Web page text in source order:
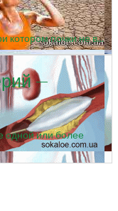
котором почки не в...
—
одной или более